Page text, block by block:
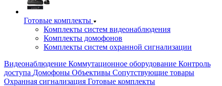
Готовые комплекты
Комплекты систем видеонаблюдения
Комплекты домофонов
Комплекты систем охранной сигнализации
Видеонаблюдение Коммутационное оборудование Контроль
доступа Домофоны Объективы Сопутствующие товары
Охранная сигнализация Готовые комплекты